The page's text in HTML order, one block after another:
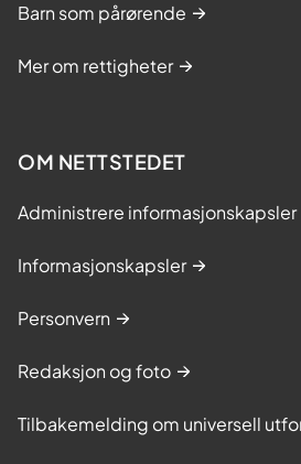
Barn som pårørende
Mer om rettigheter
OM NETTSTEDET
Administrere informasjonskapsler
Informasjonskapsler
Personvern
Redaksjon og foto
Tilbakemelding om universell